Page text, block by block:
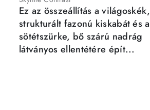
Ez az összeállítás a világoskék,
strukturált fazonú kiskabát és a
sötétszürke, bő szárú nadrág
látványos ellentétére épít...